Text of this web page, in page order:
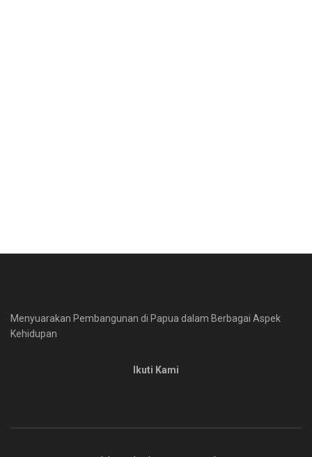
Menyuarakan Pembangunan di Papua dalam Berbagai Aspek
Kehidupan
Ikuti Kami